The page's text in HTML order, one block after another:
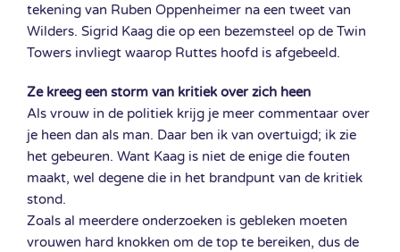
tekening van Ruben Oppenheimer na een tweet van
Wilders. Sigrid Kaag die op een bezemsteel op de Twin
Towers invliegt waarop Ruttes hoofd is afgebeeld.
Ze kreeg een storm van kritiek over zich heen
Als vrouw in de politiek krijg je meer commentaar over
je heen dan als man. Daar ben ik van overtuigd; ik zie
het gebeuren. Want Kaag is niet de enige die fouten
maakt, wel degene die in het brandpunt van de kritiek
stond.
Zoals al meerdere onderzoeken is gebleken moeten
vrouwen hard knokken om de top te bereiken, dus de